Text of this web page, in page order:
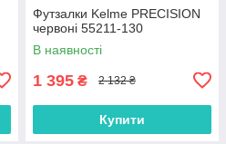
Футзалки Kelme PRECISION
червоні 55211-130
В наявності
1 395 ₴ 2 132 ₴
Купити